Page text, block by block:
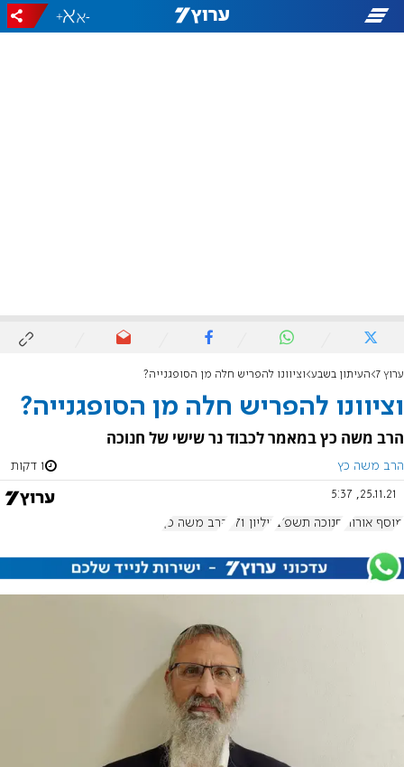
-
+
ערוץ 7 העיתון בשבע וציוונו להפריש חלה מן הסופגנייה?
וציוונו להפריש חלה מן הסופגנייה?
הרב משה כץ במאמר לכבוד נר שישי של חנוכה
הרב משה כץ 1 דקות
25.11.21, 5:37
מוסף אורות חנוכה תשפ"ב גיליון 971 הרב משה כץ